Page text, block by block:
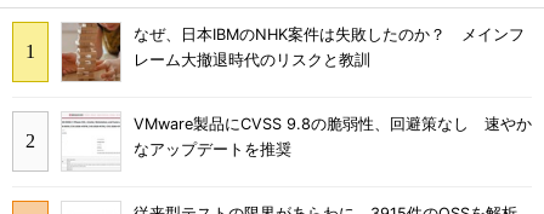
なぜ、日本IBMのNHK案件は失敗したのか？ メインフ
レーム大撤退時代のリスクと教訓
VMware製品にCVSS 9.8の脆弱性、回避策なし 速やか
なアップデートを推奨